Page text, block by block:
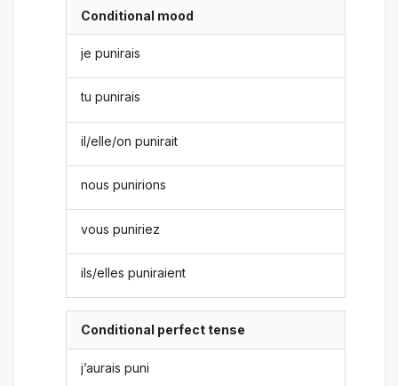
Conditional mood
je punirais
tu punirais
il/elle/on punirait
nous punirions
vous puniriez
ils/elles puniraient
Conditional perfect tense
j’aurais puni